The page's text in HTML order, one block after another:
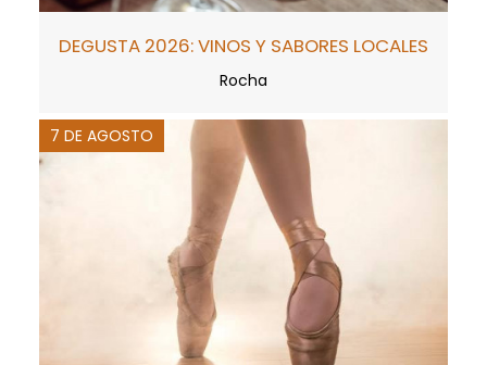
DEGUSTA 2026: VINOS Y SABORES LOCALES
Rocha
7 DE AGOSTO